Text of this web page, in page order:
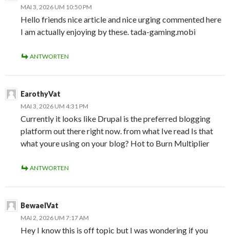
MAI 3, 2026 UM 10:50 PM
Hello friends nice article and nice urging commented here
I am actually enjoying by these. tada-gaming.mobi
ANTWORTEN
EarothyVat
MAI 3, 2026 UM 4:31 PM
Currently it looks like Drupal is the preferred blogging
platform out there right now. from what Ive read Is that
what youre using on your blog? Hot to Burn Multiplier
ANTWORTEN
BewaelVat
MAI 2, 2026 UM 7:17 AM
Hey I know this is off topic but I was wondering if you